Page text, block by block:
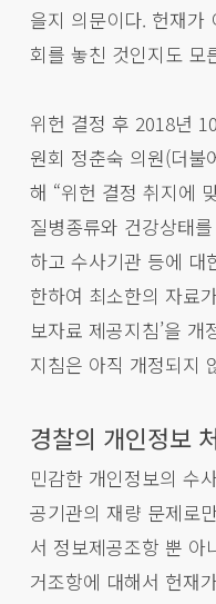
을지 의문이다. 헌재가
회를 놓친 것인지도 모
위헌 결정 후 2018년
원회 정춘숙 의원(더불
해 “위헌 결정 취지에
질병종류와 건강상태
하고 수사기관 등에 대
한하여 최소한의 자료
보자료 제공지침’을
지침은 아직 개정되지
경찰의 개인정보
민감한 개인정보의 수
공기관의 재량 문제로
서 정보제공조항 뿐 아
거조항에 대해서 헌재